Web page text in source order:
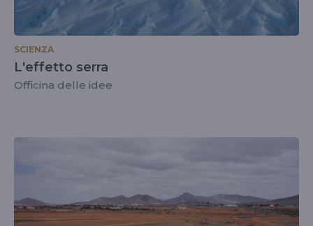
SCIENZA
L'effetto serra
Officina delle idee